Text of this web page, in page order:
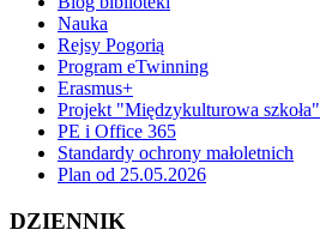
Nauka
Rejsy Pogorią
Program eTwinning
Erasmus+
Projekt "Międzykulturowa szkoła"
PE i Office 365
Standardy ochrony małoletnich
Plan od 25.05.2026
DZIENNIK